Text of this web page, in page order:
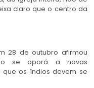
claro que o centro da
28 de outubro afirmou
se oporá a novas
os índios devem se